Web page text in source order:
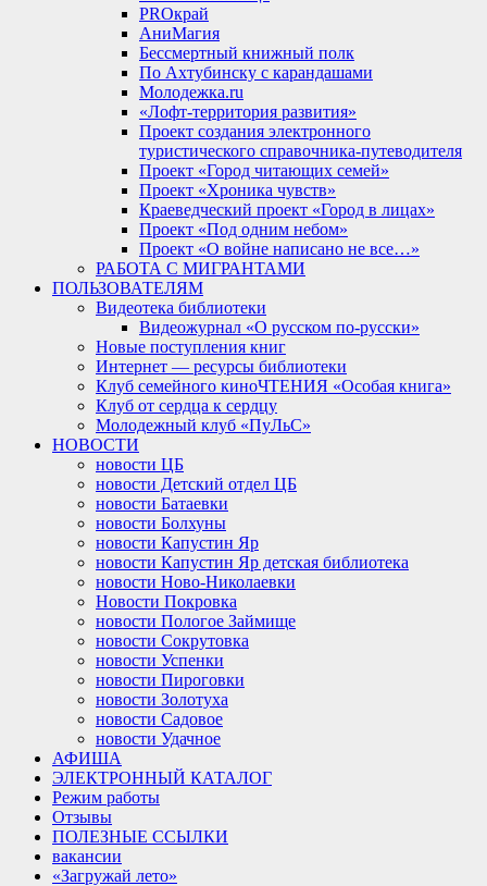
PROкрай
АниМагия
Бессмертный книжный полк
По Ахтубинску с карандашами
Молодежка.ru
«Лофт-территория развития»
Проект создания электронного
туристического справочника-путеводителя
Проект «Город читающих семей»
Проект «Хроника чувств»
Краеведческий проект «Город в лицах»
Проект «Под одним небом»
Проект «О войне написано не все…»
РАБОТА С МИГРАНТАМИ
ПОЛЬЗОВАТЕЛЯМ
Видеотека библиотеки
Видеожурнал «О русском по-русски»
Новые поступления книг
Интернет — ресурсы библиотеки
Клуб семейного киноЧТЕНИЯ «Особая книга»
Клуб от сердца к сердцу
Молодежный клуб «ПуЛьС»
НОВОСТИ
новости ЦБ
новости Детский отдел ЦБ
новости Батаевки
новости Болхуны
новости Капустин Яр
новости Капустин Яр детская библиотека
новости Ново-Николаевки
Новости Покровка
новости Пологое Займище
новости Сокрутовка
новости Успенки
новости Пироговки
новости Золотуха
новости Садовое
новости Удачное
АФИША
ЭЛЕКТРОННЫЙ КАТАЛОГ
Режим работы
Отзывы
ПОЛЕЗНЫЕ ССЫЛКИ
вакансии
«Загружай лето»